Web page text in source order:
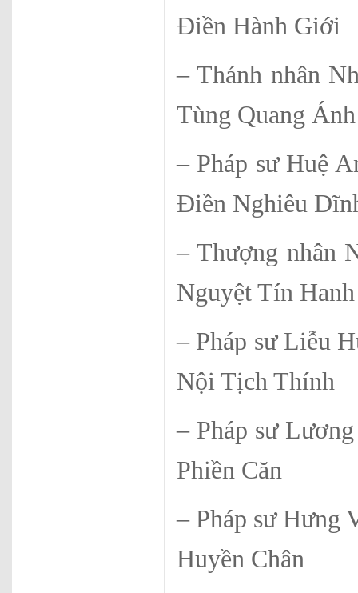
Điền Hành Giới
– Thánh
Tùng Quang Ánh
– Pháp sư
Điền Nghiêu
– Thượng
Nguyệt Tín Hanh
– Pháp sư
Nội Tịch Thính
– Pháp sư
Phiền Căn
– Pháp sư
Huyền Chân